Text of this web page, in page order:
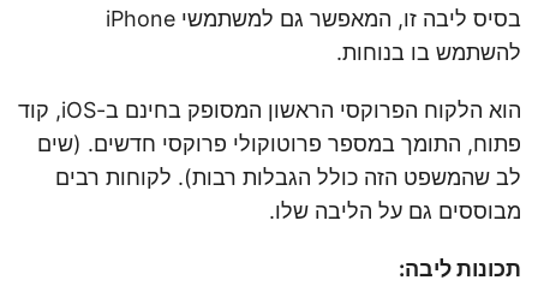
בסיס ליבה זו, המאפשר גם למשתמשי iPhone
להשתמש בו בנוחות.
הוא הלקוח הפרוקסי הראשון המסופק בחינם ב-iOS, קוד
פתוח, התומך במספר פרוטוקולי פרוקסי חדשים. (שים
לב שהמשפט הזה כולל הגבלות רבות). לקוחות רבים
מבוססים גם על הליבה שלו.
תכונות ליבה: